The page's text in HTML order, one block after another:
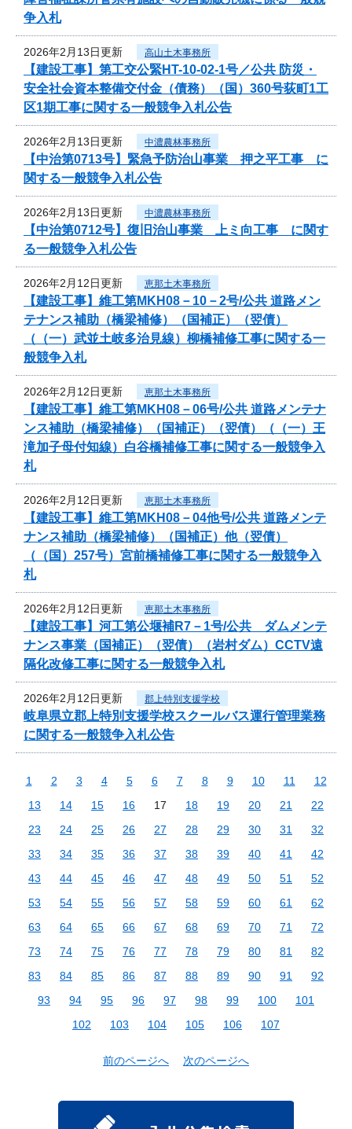
争入札
2026年2月13日更新 高山土木事務所
【建設工事】第工交公緊HT-10-02-1号／公共 防災・
安全社会資本整備交付金（債務）（国）360号荻町1工
区1期工事に関する一般競争入札公告
2026年2月13日更新 中濃農林事務所
【中治第0713号】緊急予防治山事業 押之平工事 に
関する一般競争入札公告
2026年2月13日更新 中濃農林事務所
【中治第0712号】復旧治山事業 上ミ向工事 に関す
る一般競争入札公告
2026年2月12日更新 恵那土木事務所
【建設工事】維工第MKH08－10－2号/公共 道路メン
テナンス補助（橋梁補修）（国補正）（翌債）
（（一）武並土岐多治見線）柳橋補修工事に関する一
般競争入札
2026年2月12日更新 恵那土木事務所
【建設工事】維工第MKH08－06号/公共 道路メンテナ
ンス補助（橋梁補修）（国補正）（翌債）（（一）王
滝加子母付知線）白谷橋補修工事に関する一般競争入
札
2026年2月12日更新 恵那土木事務所
【建設工事】維工第MKH08－04他号/公共 道路メンテ
ナンス補助（橋梁補修）（国補正）他（翌債）
（（国）257号）宮前橋補修工事に関する一般競争入
札
2026年2月12日更新 恵那土木事務所
【建設工事】河工第公堰補R7－1号/公共 ダムメンテ
ナンス事業（国補正）（翌債）（岩村ダム）CCTV遠
隔化改修工事に関する一般競争入札
2026年2月12日更新 郡上特別支援学校
岐阜県立郡上特別支援学校スクールバス運行管理業務
に関する一般競争入札公告
1 2 3 4 5 6 7 8 9 10 11
12
13
14 15 16 17 18 19 20 21
22
23
24 25 26 27 28 29 30 31
32
33
34 35 36 37 38 39 40 41
42
43
44 45 46 47 48 49 50 51
52
53
54 55 56 57 58 59 60 61
62
63
64 65 66 67 68 69 70 71
72
73
74 75 76 77 78 79 80 81
82
83
84 85 86 87 88 89 90 91
92
93
94 95 96 97 98 99 100
101
102
103 104 105 106 107
前のページへ 次のページへ